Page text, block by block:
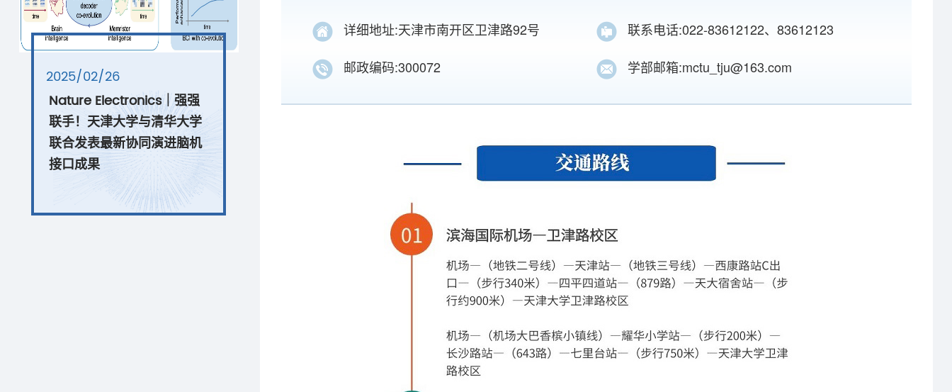
详细地址:天津市南开区卫津路92号 联系电话:022-83612122、83612123
邮政编码:300072 学部邮箱:mctu_tju@163.com
2025/02/26
Nature Electronics｜强强
联手！天津大学与清华大学
联合发表最新协同演进脑机
接口成果